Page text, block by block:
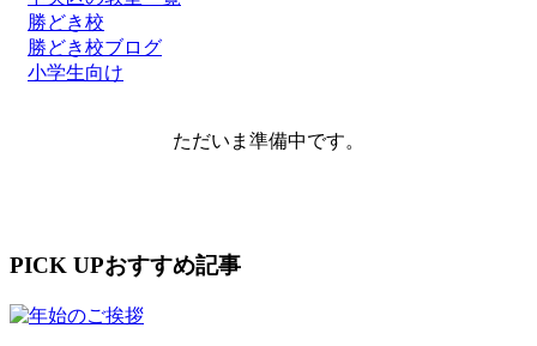
勝どき校
勝どき校ブログ
小学生向け
ただいま準備中です。
PICK UPおすすめ記事